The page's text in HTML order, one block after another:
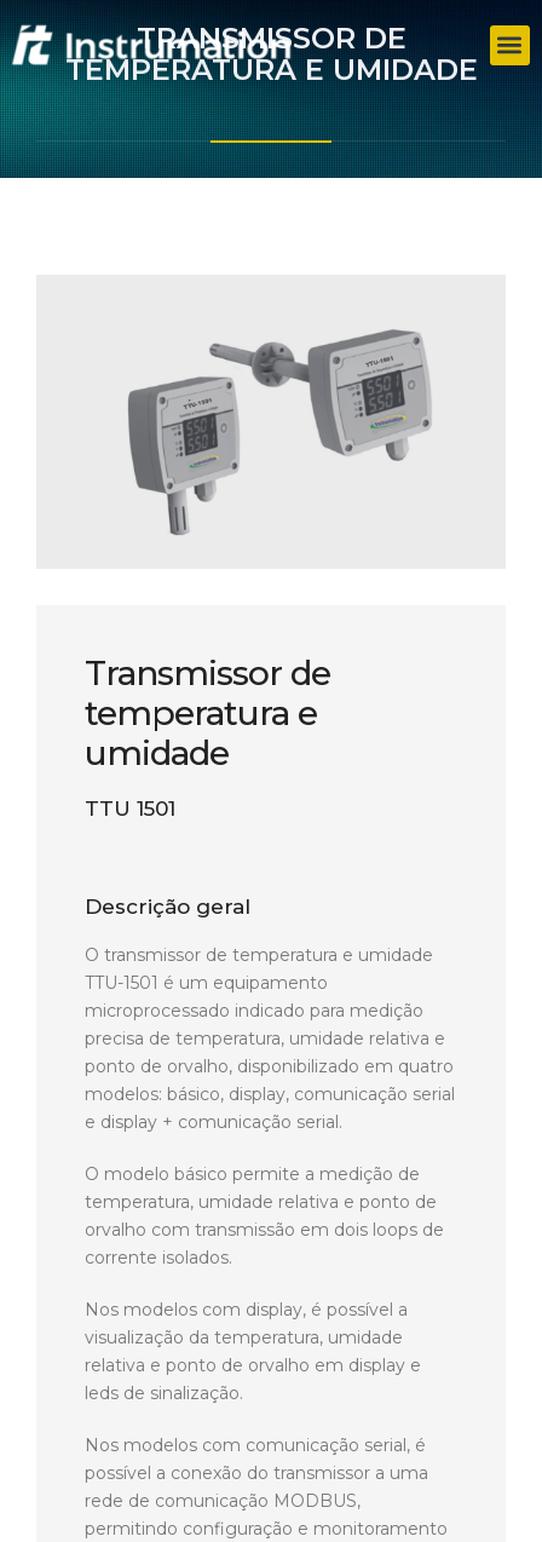
TRANSMISSOR DE
TEMPERATURA E UMIDADE
Transmissor de
temperatura e
umidade
TTU 1501
Descrição geral
O transmissor de temperatura e umidade
TTU-1501 é um equipamento
microprocessado indicado para medição
precisa de temperatura, umidade relativa e
ponto de orvalho, disponibilizado em quatro
modelos: básico, display, comunicação serial
e display + comunicação serial.
O modelo básico permite a medição de
temperatura, umidade relativa e ponto de
orvalho com transmissão em dois loops de
corrente isolados.
Nos modelos com display, é possível a
visualização da temperatura, umidade
relativa e ponto de orvalho em display e
leds de sinalização.
Nos modelos com comunicação serial, é
possível a conexão do transmissor a uma
rede de comunicação MODBUS,
permitindo configuração e monitoramento